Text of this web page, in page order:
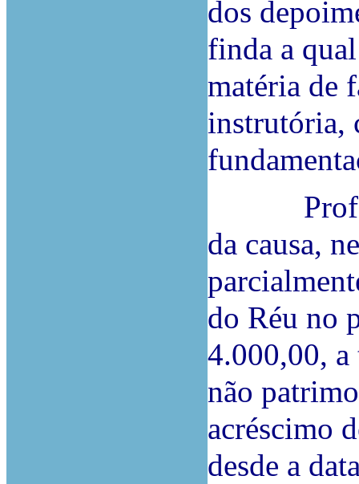
dos
finda a
matéria de
instrutória,
da causa,
do Réu no
4.000,00,
não
acréscimo
desde a